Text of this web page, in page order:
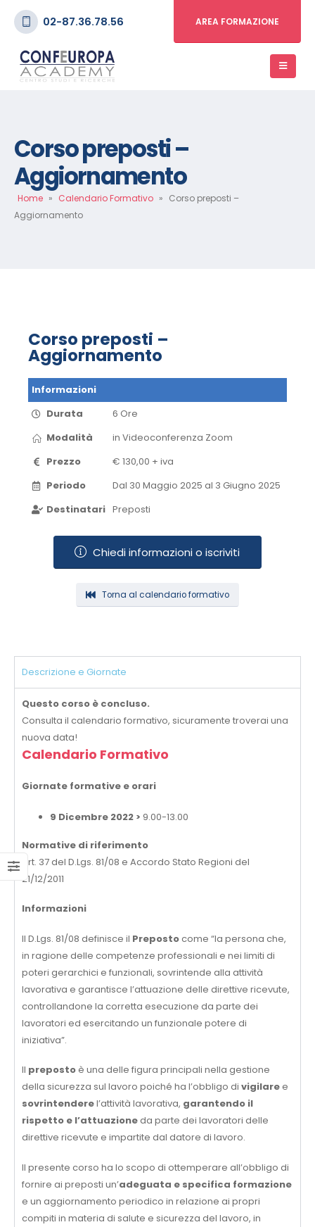
02-87.36.78.56 AREA FORMAZIONE
Corso preposti –
Aggiornamento
Home » Calendario Formativo » Corso preposti –
Aggiornamento
Corso preposti –
Aggiornamento
Informazioni
Durata
6 Ore
Modalità
in Videoconferenza​ Zoom​
Prezzo
€ 130,00 + iva
Periodo
Dal 30 Maggio 2025 al 3 Giugno 2025​
Destinatari Preposti
Chiedi informazioni o iscriviti
Torna al calendario formativo
Descrizione e Giornate
Questo corso è concluso.
Consulta il calendario formativo, sicuramente troverai una
nuova data!
Calendario Formativo
Giornate formative e orari
9 Dicembre 2022 > 9.00-13.00
Normative di riferimento
Art. 37 del D.Lgs. 81/08 e Accordo Stato Regioni del
21/12/2011
Informazioni
Il D.Lgs. 81/08 definisce il Prepostocome “la persona che,
in ragione delle competenze professionali e nei limiti di
poteri gerarchici e funzionali, sovrintende alla attività
lavorativa e garantisce l’attuazione delle direttive ricevute,
controllandone la corretta esecuzione da parte dei
lavoratori ed esercitando un funzionale potere di
iniziativa”.
Il preposto è una delle figura principali nella gestione
della sicurezza sul lavoro poiché ha l’obbligo di vigilare e
sovrintenderel’attività lavorativa, garantendo il
rispetto e l’attuazioneda parte dei lavoratori delle
direttive ricevute e impartite dal datore di lavoro.
Il presente corso ha lo scopo di ottemperare all’obbligo di
fornire ai preposti un’adeguata e specifica formazione
e un aggiornamento periodico in relazione ai propri
compiti in materia di salute e sicurezza del lavoro, in